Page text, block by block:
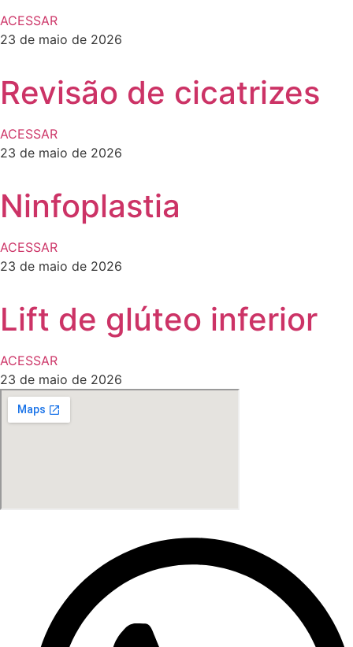
ACESSAR
23 de maio de 2026
Revisão de cicatrizes
ACESSAR
23 de maio de 2026
Ninfoplastia
ACESSAR
23 de maio de 2026
Lift de glúteo inferior
ACESSAR
23 de maio de 2026